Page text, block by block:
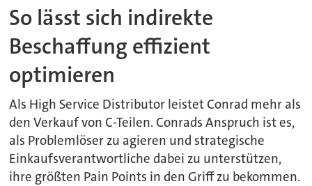
So lässt sich indirekte
Beschaffung effizient
optimieren
Als High Service Distributor leistet Conrad mehr als
den Verkauf von C-Teilen. Conrads Anspruch ist es,
als Problemlöser zu agieren und strategische
Einkaufsverantwortliche dabei zu unterstützen,
ihre größten Pain Points in den Griff zu bekommen.